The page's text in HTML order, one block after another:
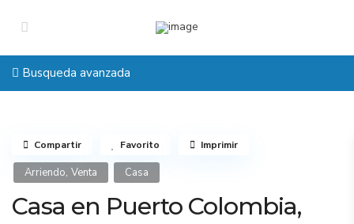
Busqueda avanzada
Arriendo, Venta Casa
Casa en Puerto Colombia,
Compartir Favorito Imprimir